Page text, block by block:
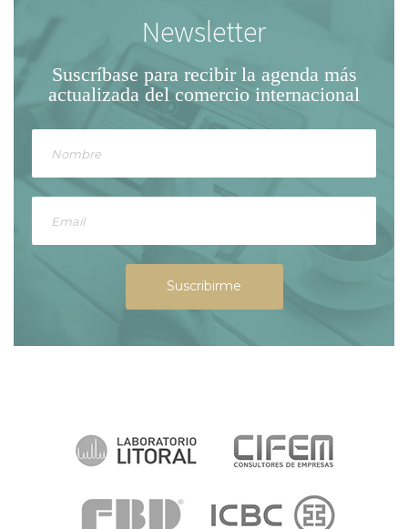
Newsletter
Suscríbase para recibir la agendamás
actualizada del comercio internacional
Suscribirme